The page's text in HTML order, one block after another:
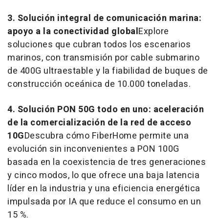
3. Solución integral de comunicación marina:
apoyo a la conectividad globalExplore
soluciones que cubran todos los escenarios
marinos, con transmisión por cable submarino
de 400G ultraestable y la fiabilidad de buques de
construcción oceánica de 10.000 toneladas.
4. Solución PON 50G todo en uno: aceleración
de la comercialización de la red de acceso
10GDescubra cómo FiberHome permite una
evolución sin inconvenientes a PON 100G
basada en la coexistencia de tres generaciones
y cinco modos, lo que ofrece una baja latencia
líder en la industria y una eficiencia energética
impulsada por IA que reduce el consumo en un
15 %.